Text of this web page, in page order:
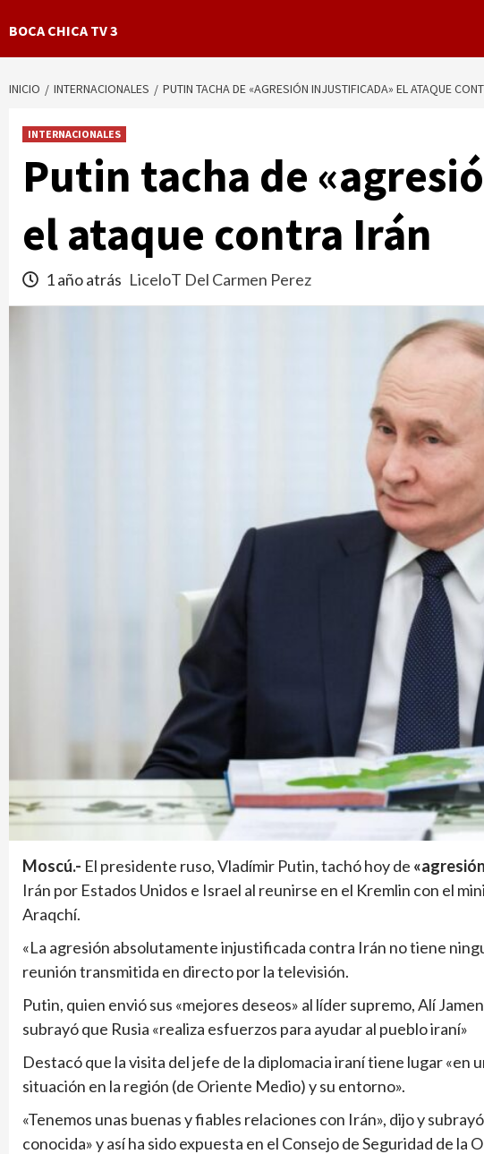
BOCA CHICA TV 3
INICIO INTERNACIONALES PUTIN TACHA DE «AGRESIÓN INJUSTIFICADA» EL ATAQUE
INTERNACIONALES
Putin tacha de
el ataque contra Irán
1 año atrás LiceloT Del Carmen Perez
Moscú.- El presidente ruso, Vladímir Putin, tachó hoy de
Irán por Estados Unidos e Israel al reunirse en el Kremlin con el
Araqchí.
«La agresión absolutamente injustificada contra Irán no tiene
reunión transmitida en directo por la televisión.
Putin, quien envió sus «mejores deseos» al líder supremo, Alí
subrayó que Rusia «realiza esfuerzos para ayudar al pueblo iraní»
Destacó que la visita del jefe de la diplomacia iraní tiene lugar «en
situación en la región (de Oriente Medio) y su entorno».
«Tenemos unas buenas y fiables relaciones con Irán», dijo y
conocida» y así ha sido expuesta en el Consejo de Seguridad de la